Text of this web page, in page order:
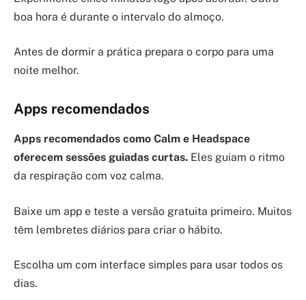
boa hora é durante o intervalo do almoço.
Antes de dormir a prática prepara o corpo para uma
noite melhor.
Apps recomendados
Apps recomendados como Calm e Headspace
oferecem sessões guiadas curtas. Eles guiam o ritmo
da respiração com voz calma.
Baixe um app e teste a versão gratuita primeiro. Muitos
têm lembretes diários para criar o hábito.
Escolha um com interface simples para usar todos os
dias.